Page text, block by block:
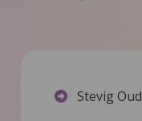
Stevig